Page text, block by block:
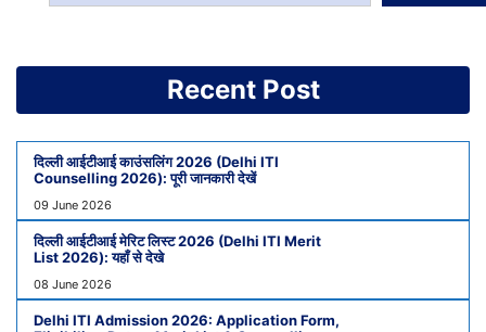
Recent Post
दिल्ली आईटीआई काउंसलिंग 2026 (Delhi ITI
Counselling 2026): पूरी जानकारी देखें
09 June 2026
दिल्ली आईटीआई मेरिट लिस्ट 2026 (Delhi ITI Merit
List 2026): यहाँ से देखे
08 June 2026
Delhi ITI Admission 2026: Application Form,